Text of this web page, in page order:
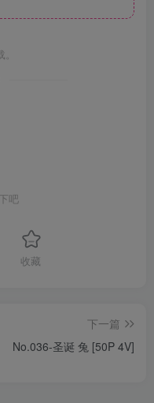
吧
收藏
下一篇
No.036-圣诞 兔 [50P 4V]